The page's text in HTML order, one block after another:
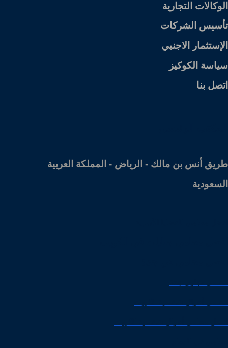
الوكالات التجارية
تأسيس الشركات
الإستثمار الاجنبي
سياسة الكوكيز
اتصل بنا
طريق أنس بن مالك - الرياض - المملكة العربية
السعودية